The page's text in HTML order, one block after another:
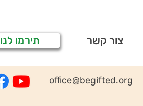
תירמו לנו צור קשר
office@begifted.org